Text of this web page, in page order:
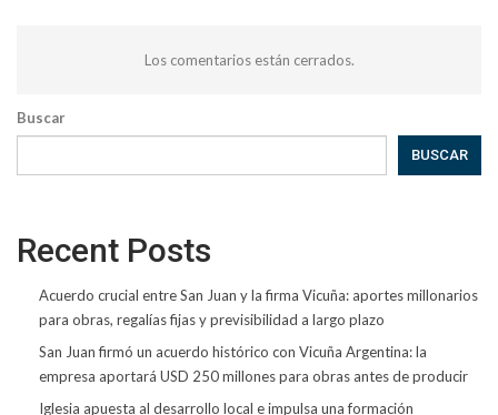
Los comentarios están cerrados.
Buscar
BUSCAR
Recent Posts
Acuerdo crucial entre San Juan y la firma Vicuña: aportes millonarios
para obras, regalías fijas y previsibilidad a largo plazo
San Juan firmó un acuerdo histórico con Vicuña Argentina: la
empresa aportará USD 250 millones para obras antes de producir
Iglesia apuesta al desarrollo local e impulsa una formación